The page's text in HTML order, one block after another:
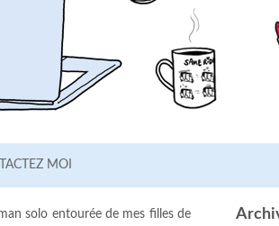
MOI
solo entourée de mes filles de